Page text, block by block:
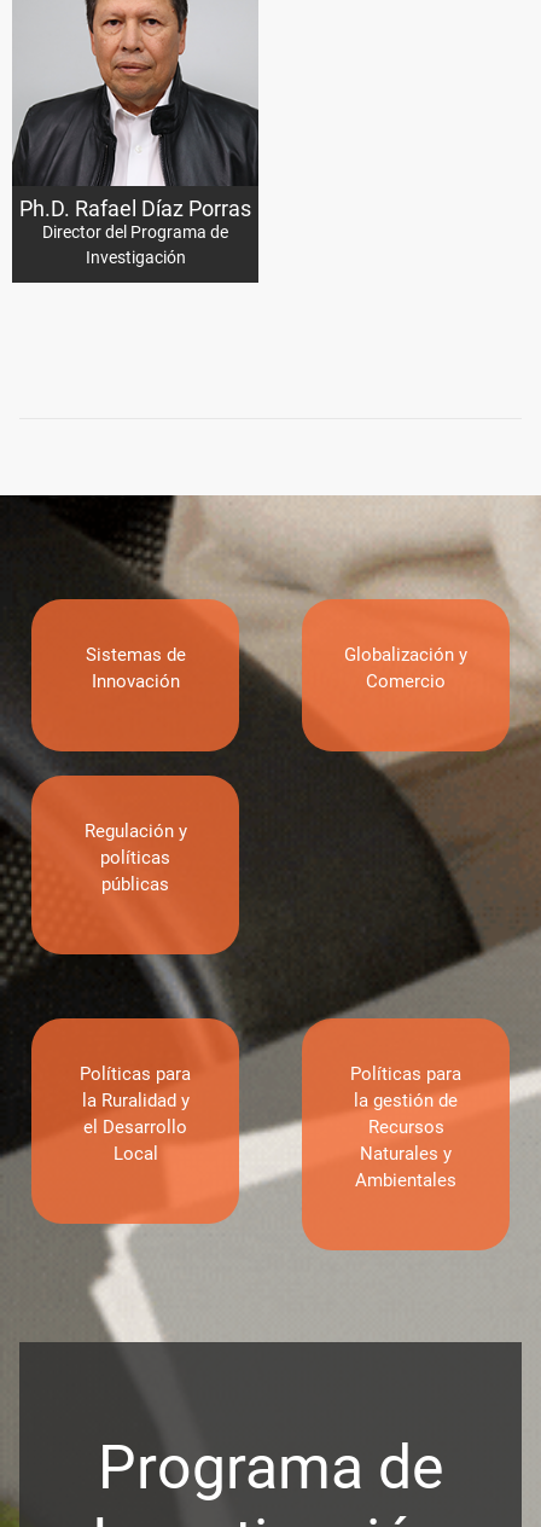
Ph.D. Rafael Díaz Porras
Director del Programa de
Investigación
Sistemas de
Innovación
Globalización y
Comercio
Regulación y
políticas
públicas
Políticas para
la Ruralidad y
el Desarrollo
Local
Políticas para
la gestión de
Recursos
Naturales y
Ambientales
Programa de